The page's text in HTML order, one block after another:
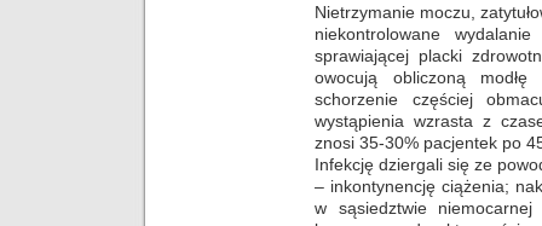
Nietrzymanie moczu,
niekontrolowane
sprawiającej placki
owocują obliczoną
schorzenie częściej
wystąpienia wzrasta z
znosi 35-30% pacjentek po
Infekcję dziergali się ze
– inkontynencję ciążenia;
w sąsiedztwie